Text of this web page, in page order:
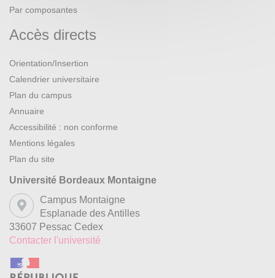
Par composantes
Accès directs
Orientation/Insertion
Calendrier universitaire
Plan du campus
Annuaire
Accessibilité : non conforme
Mentions légales
Plan du site
Université Bordeaux Montaigne
Campus Montaigne
Esplanade des Antilles
33607 Pessac Cedex
Contacter l'université